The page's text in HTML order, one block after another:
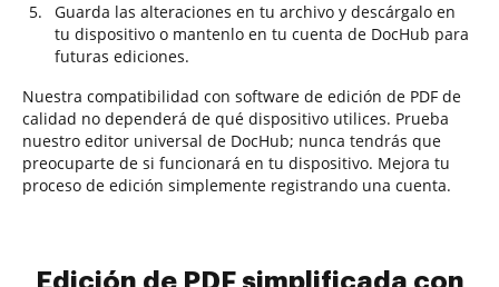
Guarda las alteraciones en tu archivo y descárgalo en
tu dispositivo o mantenlo en tu cuenta de DocHub para
futuras ediciones.
Nuestra compatibilidad con software de edición de PDF de
calidad no dependerá de qué dispositivo utilices. Prueba
nuestro editor universal de DocHub; nunca tendrás que
preocuparte de si funcionará en tu dispositivo. Mejora tu
proceso de edición simplemente registrando una cuenta.
Edición de PDF simplificada con